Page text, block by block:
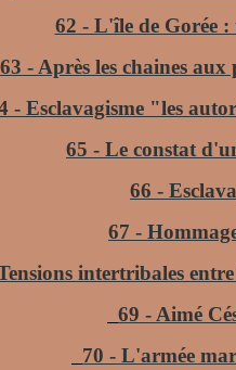
62 - L'île de Gorée
63 - Après les chaines aux
- Esclavagisme "les
65 - Le constat
66 -
67 -
intertribales
69 - Aimé
70 - L'armée